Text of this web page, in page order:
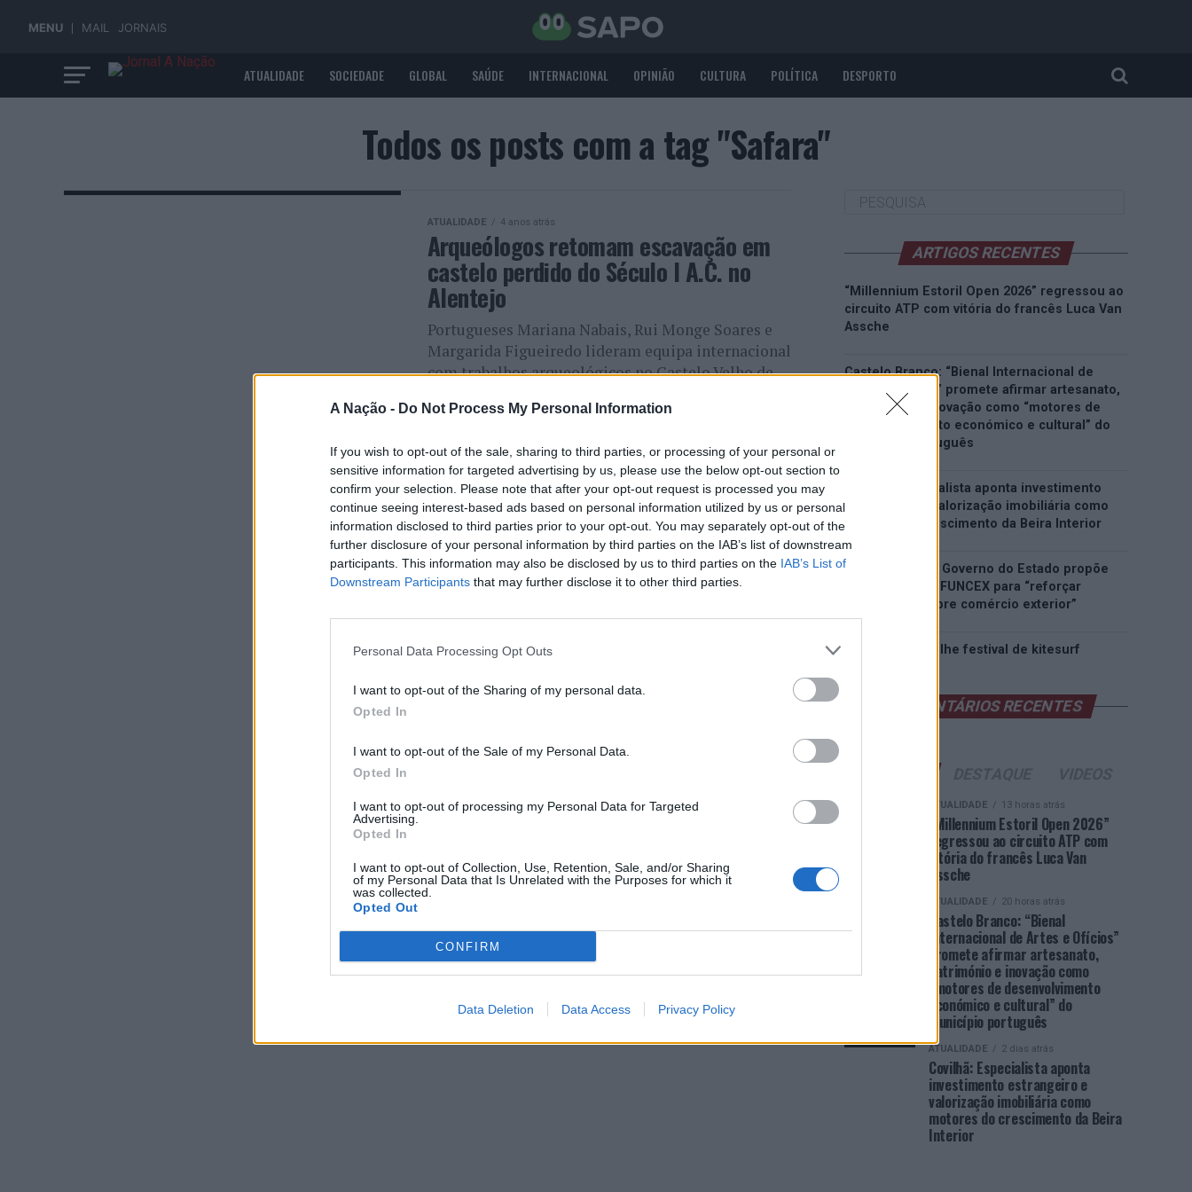
A Nação - Do Not Process My Personal Information
If you wish to opt-out of the sale, sharing to third parties, or processing of your personal or
sensitive information for targeted advertising by us, please use the below opt-out section to
confirm your selection. Please note that after your opt-out request is processed you may
continue seeing interest-based ads based on personal information utilized by us or personal
information disclosed to third parties prior to your opt-out. You may separately opt-out of the
further disclosure of your personal information by third parties on the IAB’s list of downstream
participants. This information may also be disclosed by us to third parties on the IAB’s List of
Downstream Participants that may further disclose it to other third parties.
Personal Data Processing Opt Outs
I want to opt-out of the Sharing of my personal data.
Opted In
I want to opt-out of the Sale of my Personal Data.
Opted In
I want to opt-out of processing my Personal Data for Targeted
Advertising.
Opted In
I want to opt-out of Collection, Use, Retention, Sale, and/or Sharing
of my Personal Data that Is Unrelated with the Purposes for which it
was collected.
Opted Out
CONFIRM
Data Deletion Data Access Privacy Policy
MENU MAIL JORNAIS
ATUALIDADE SOCIEDADE GLOBAL SAÚDE INTERNACIONAL OPINIÃO CULTURA POLÍTICA DESPORTO
Todos os posts com a tag "Safara"
ATUALIDADE 4 anos atrás
Arqueólogos retomam escavação em
castelo perdido do Século I A.C. no
Alentejo
Portugueses Mariana Nabais, Rui Monge Soares e
Margarida Figueiredo lideram equipa internacional
com trabalhos arqueológicos no Castelo Velho de
ARTIGOS RECENTES
“Millennium Estoril Open 2026” regressou ao
circuito ATP com vitória do francês Luca Van
Assche
Castelo Branco: “Bienal Internacional de
Artes e Ofícios” promete afirmar artesanato,
património e inovação como “motores de
desenvolvimento económico e cultural” do
município português
Covilhã: Especialista aponta investimento
estrangeiro e valorização imobiliária como
motores do crescimento da Beira Interior
Rio de Janeiro: Governo do Estado propõe
parceria com a FUNCEX para “reforçar
inteligência sobre comércio exterior”
Esposende acolhe festival de kitesurf
COMENTÁRIOS RECENTES
ATUALIDADE 13 horas atrás
“Millennium Estoril Open 2026”
regressou ao circuito ATP com
vitória do francês Luca Van
Assche
ATUALIDADE 20 horas atrás
Castelo Branco: “Bienal
Internacional de Artes e Ofícios”
promete afirmar artesanato,
património e inovação como
“motores de desenvolvimento
económico e cultural” do
município português
ATUALIDADE 2 dias atrás
Covilhã: Especialista aponta
investimento estrangeiro e
valorização imobiliária como
motores do crescimento da Beira
Interior